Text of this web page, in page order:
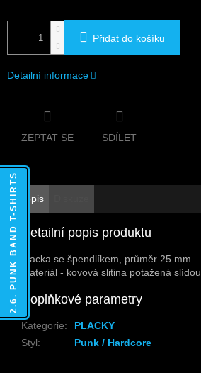
Přidat do košíku
Detailní informace
ZEPTAT SE SDÍLET
Popis
Detailní popis produktu
Placka se špendlíkem, průměr 25 mm
Materiál - kovová slitina potažená slídou
Doplňkové parametry
Kategorie:
PLACKY
Styl: Punk / Hardcore
2.6. PUNK BAND T-SHIRTS